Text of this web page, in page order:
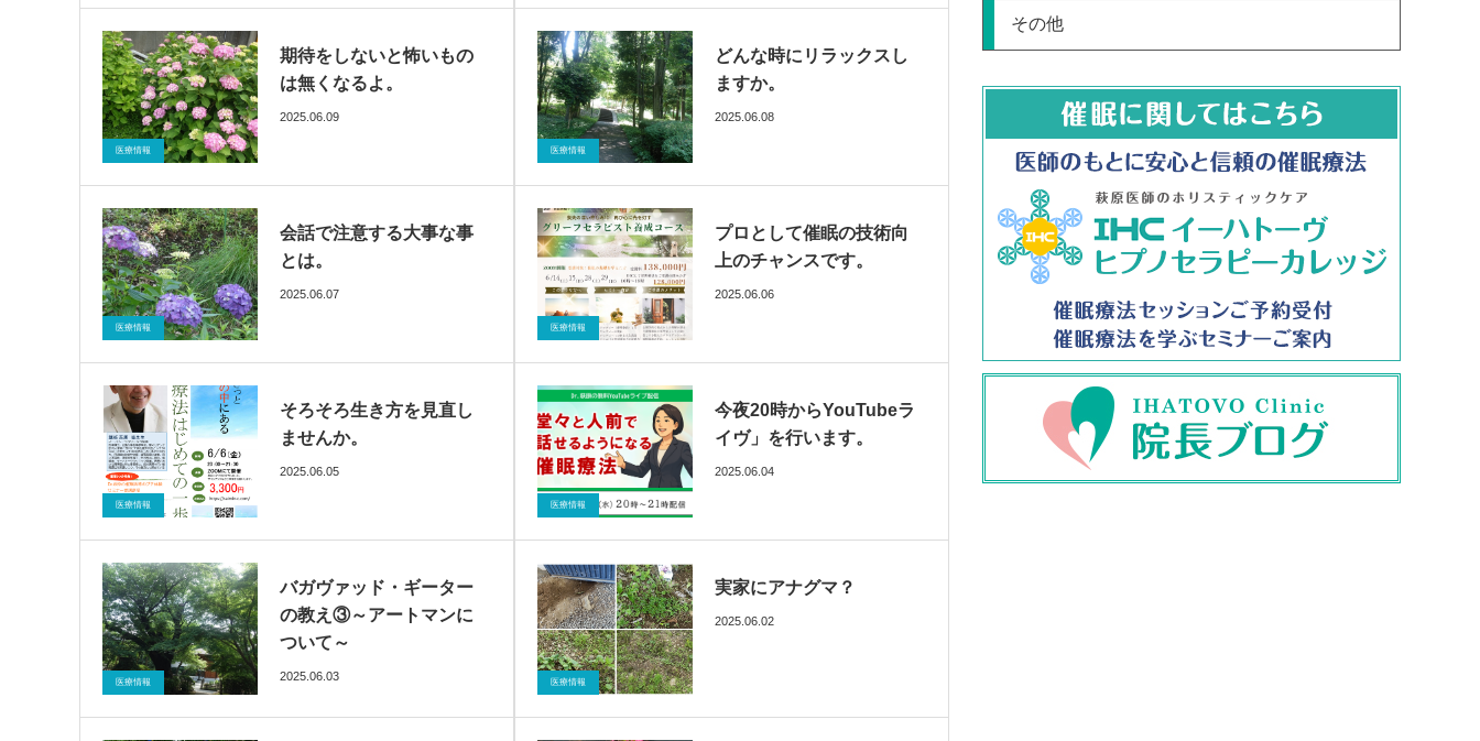
ブログ
催眠療法
医療情報
期待をしないと怖いもの
は無くなるよ。
2025.06.09
ブログ
催眠療法
医療情報
どんな時にリラックスし
ますか。
2025.06.08
ブログ
催眠療法
医療情報
会話で注意する大事な事
とは。
2025.06.07
ブログ
催眠療法
医療情報
プロとして催眠の技術向
上のチャンスです。
2025.06.06
ブログ
催眠療法
医療情報
そろそろ生き方を見直し
ませんか。
2025.06.05
ブログ
催眠療法
医療情報
今夜20時からYouTubeラ
イヴ」を行います。
2025.06.04
ブログ
催眠療法
医療情報
バガヴァッド・ギーター
の教え③～アートマンに
ついて～
2025.06.03 ブログ
催眠療法
医療情報
実家にアナグマ？
2025.06.02
その他